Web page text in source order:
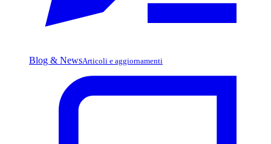
Blog & NewsArticoli e aggiornamenti